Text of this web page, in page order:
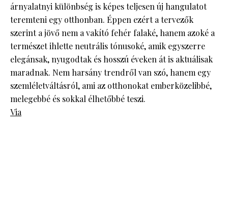
árnyalatnyi különbség is képes teljesen új hangulatot
teremteni egy otthonban. Éppen ezért a tervezők
szerint a jövő nem a vakító fehér falaké, hanem azoké a
természet ihlette neutrális tónusoké, amik egyszerre
elegánsak, nyugodtak és hosszú éveken át is aktuálisak
maradnak. Nem harsány trendről van szó, hanem egy
szemléletváltásról, ami az otthonokat emberközelibbé,
melegebbé és sokkal élhetőbbé teszi.
Via